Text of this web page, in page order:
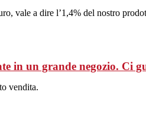
vale a dire l’1,4% del nostro
in un grande negozio. Ci
vendita.